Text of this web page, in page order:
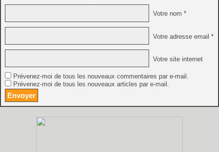
Votre nom *
Votre adresse email *
Votre site internet
Prévenez-moi de tous les nouveaux commentaires par e-mail.
Prévenez-moi de tous les nouveaux articles par e-mail.